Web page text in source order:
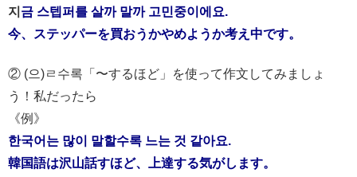
지 금 스텝퍼를 살까 말까 고민중이에요.
今、ステッパーを買おうかやめようか考え中です。
② (으)ㄹ수록「〜するほど」を使って作文してみましょ
う！私だったら
《例》
한국어는 많이 말할수록 느는 것 같아요.
韓国語は沢山話すほど、上達する気がします。